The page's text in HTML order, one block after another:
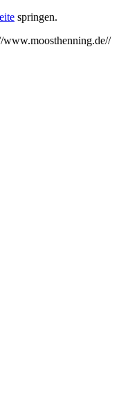
springen.
www.moosthenning.de//